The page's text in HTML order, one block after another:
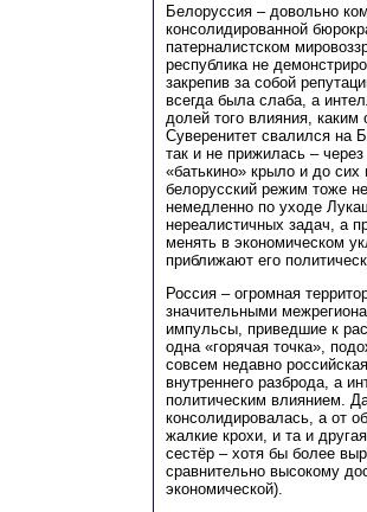
Белоруссия – довольно
консолидированной
патерналистском
республика не
закрепив за собой
всегда была слаба, а
долей того влияния, каким
Суверенитет свалился на
так и не прижилась –
«батькино» крыло и до
белорусский режим тоже
немедленно по уходе
нереалистичных задач, а
менять в экономическом
приближают его
Россия – огромная
значительными
импульсы, приведшие к
одна «горячая точка»,
совсем недавно
внутреннего разброда, а
политическим влиянием.
консолидировалась, а от
жалкие крохи, и та и
сестёр – хотя бы более
сравнительно высокому
экономической).